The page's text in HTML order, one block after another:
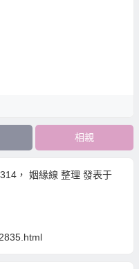
相親
， 姻緣線 整理 發表于